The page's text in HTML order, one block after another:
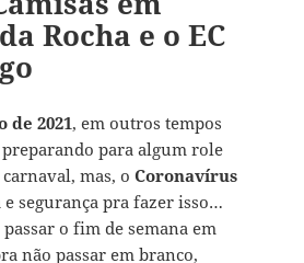
Rocha e o EC
de 2021, em outros tempos
para algum role
mas, o Coronavírus
segurança pra fazer isso…
o fim de semana em
não passar em branco,